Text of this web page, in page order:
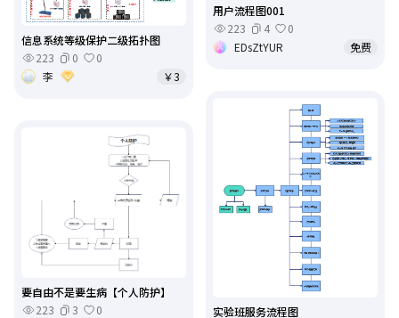
用户流程图001
223
4
0
EDsZtYUR
免费
信息系统等级保护二级拓扑图
223
0
0
李
￥3
实验班服务流程图
要自由不是要生病【个人防护】
223
3
0